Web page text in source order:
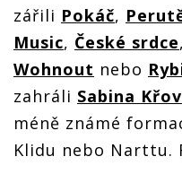
zářili Pokáč,
Music, České srdce,
Wohnout nebo
zahráli Sabina
méně známé
Klidu nebo Narttu.